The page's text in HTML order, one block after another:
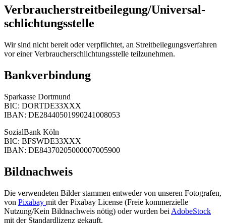
Verbraucher­streit­beilegung/Universal­
schlichtungs­stelle
Wir sind nicht bereit oder verpflichtet, an Streitbeilegungsverfahren
vor einer Verbraucherschlichtungsstelle teilzunehmen.
Bankverbindung
Sparkasse Dortmund
BIC: DORTDE33XXX
IBAN: DE28440501990241008053
SozialBank Köln
BIC: BFSWDE33XXX
IBAN: DE84370205000007005900
Bildnachweis
Die verwendeten Bilder stammen entweder von unseren Fotografen,
von Pixabay mit der Pixabay License (Freie kommerzielle
Nutzung/Kein Bildnachweis nötig) oder wurden bei AdobeStock
mit der Standardlizenz gekauft.